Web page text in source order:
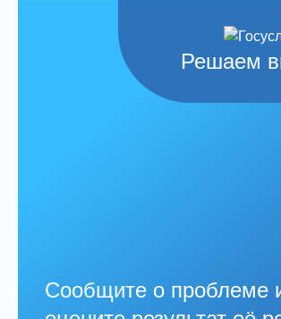
Решаем
Сообщите о проблеме